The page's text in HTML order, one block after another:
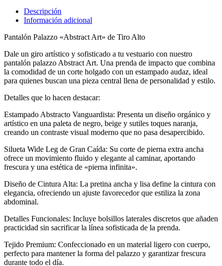
Descripción
Información adicional
Pantalón Palazzo «Abstract Art» de Tiro Alto
Dale un giro artístico y sofisticado a tu vestuario con nuestro
pantalón palazzo Abstract Art. Una prenda de impacto que combina
la comodidad de un corte holgado con un estampado audaz, ideal
para quienes buscan una pieza central llena de personalidad y estilo.
Detalles que lo hacen destacar:
Estampado Abstracto Vanguardista: Presenta un diseño orgánico y
artístico en una paleta de negro, beige y sutiles toques naranja,
creando un contraste visual moderno que no pasa desapercibido.
Silueta Wide Leg de Gran Caída: Su corte de pierna extra ancha
ofrece un movimiento fluido y elegante al caminar, aportando
frescura y una estética de «pierna infinita».
Diseño de Cintura Alta: La pretina ancha y lisa define la cintura con
elegancia, ofreciendo un ajuste favorecedor que estiliza la zona
abdominal.
Detalles Funcionales: Incluye bolsillos laterales discretos que añaden
practicidad sin sacrificar la línea sofisticada de la prenda.
Tejido Premium: Confeccionado en un material ligero con cuerpo,
perfecto para mantener la forma del palazzo y garantizar frescura
durante todo el día.